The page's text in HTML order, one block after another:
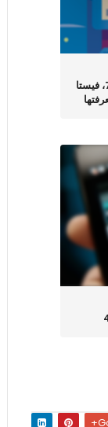
أفضل 5 برامج لكسر كلمة مرور ويندوز 8، 7، فيستا